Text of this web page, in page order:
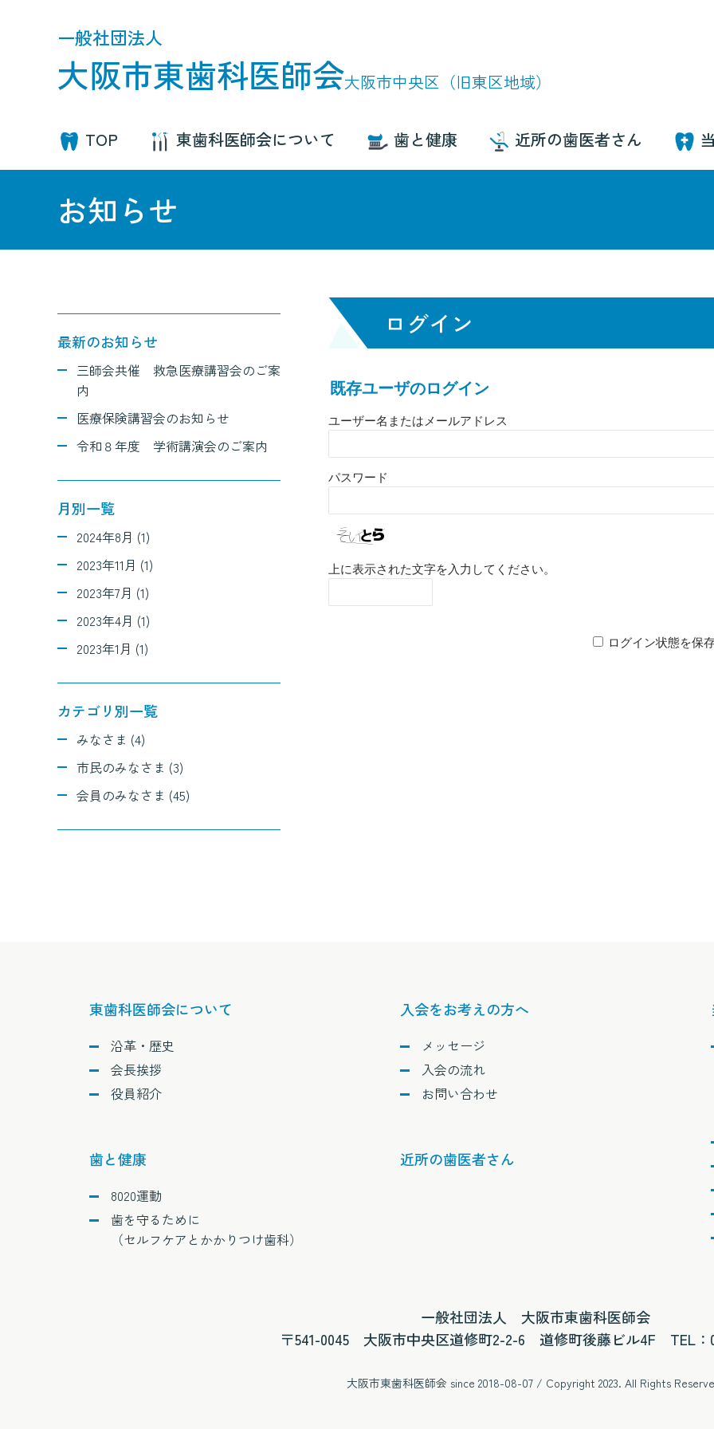
一般社団法人
大阪市東歯科医師会大阪市中央区（旧東区地域）
TOP 東歯科医師会について 歯と健康 近所の歯医者さん
お知らせ
ログイン
既存ユーザのログイン
ユーザー名またはメールアドレス
パスワード
上に表示された文字を入力してください。
ログイン状態を保
最新のお知らせ
三師会共催 救急医療講習会のご案
内
医療保険講習会のお知らせ
令和８年度 学術講演会のご案内
月別一覧
2024年8月 (1)
2023年11月 (1)
2023年7月 (1)
2023年4月 (1)
2023年1月 (1)
カテゴリ別一覧
みなさま (4)
市民のみなさま (3)
会員のみなさま (45)
東歯科医師会について
沿革・歴史
会長挨拶
役員紹介
入会をお考えの方へ
メッセージ
入会の流れ
お問い合わせ
歯と健康
8020運動
歯を守るために
（セルフケアとかかりつけ歯科）
近所の歯医者さん
一般社団法人 大阪市東歯科医師会
〒541-0045 大阪市中央区道修町2-2-6 道修町後藤ビル4F TEL：
大阪市東歯科医師会 since 2018-08-07 / Copyright 2023. All Rights